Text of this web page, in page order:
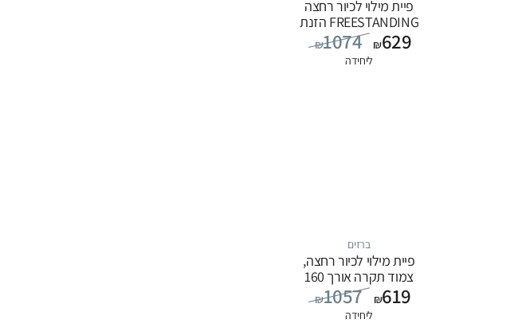
פיית מילוי לכיור רחצה
FREESTANDING הזנת
מים מהרצפה, סדרה
FLOW: לבן
₪1074 ₪629
ליחידה
ברזים
פיית מילוי לכיור רחצה,
צמוד תקרה אורך 160
שחור
₪1057 ₪619
ליחידה